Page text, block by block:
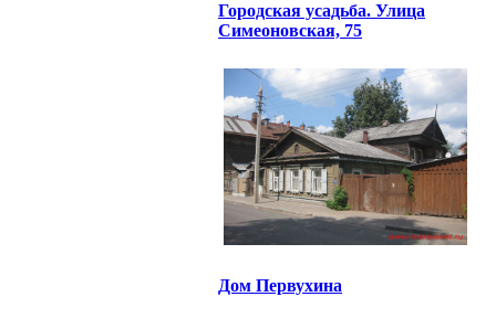
Городская усадьба. Улица
Симеоновская, 75
Дом Первухина